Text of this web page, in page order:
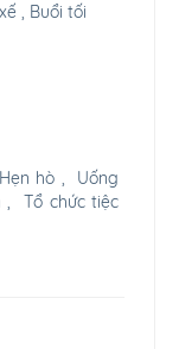
, Buổi tối
hò , Uống
, Tổ chức tiệc